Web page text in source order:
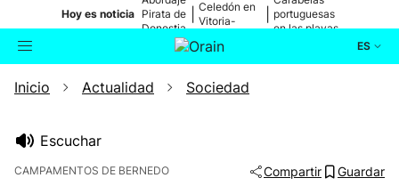
Hoy es noticia Pirata de
Donostia
Celedón en
Vitoria-
portuguesas
en las playas
ES
Buscador Actualidad
Inicio Actualidad Sociedad
Escuchar
CAMPAMENTOS DE BERNEDO Compartir Guardar